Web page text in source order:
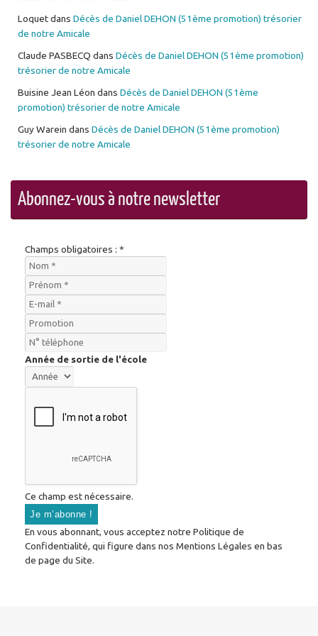
Loquetdans Décès de Daniel DEHON (51ème promotion) trésorier
de notre Amicale
Claude PASBECQ dans Décès de Daniel DEHON (51ème promotion)
trésorier de notre Amicale
Buisine Jean Léon dans Décès de Daniel DEHON (51ème
promotion) trésorier de notre Amicale
Guy Warein dans Décès de Daniel DEHON (51ème promotion)
trésorier de notre Amicale
Abonnez-vous à notre newsletter
Champs obligatoires : *
Année de sortie de l'école
Ce champ est nécessaire.
En vous abonnant, vous acceptez notre Politique de
Confidentialité, qui figure dans nos Mentions Légales en bas
de page du Site.